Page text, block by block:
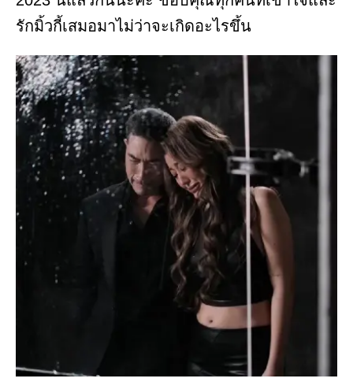
รักมิ้วกี้เสมอมาไม่ว่าจะเกิดอะไรขึ้น